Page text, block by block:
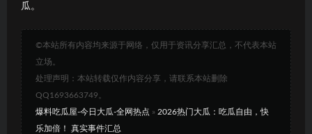
瓜。
©本站所有内容均来源于网络，仅用于资讯分享汇总，不代表本站
立场。
处理声明：本站转载仅作内容分享，请联系本站删除
QQ1693663749。
爆料吃瓜屋-今日大瓜-全网热点 » 2026热门大瓜：吃瓜自由，快
乐加倍！ 真实事件汇总